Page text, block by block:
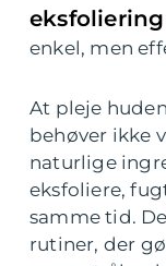
eksfoliering
enkel, men
At pleje
behøver ikke
naturlige
eksfoliere,
samme tid.
rutiner, der